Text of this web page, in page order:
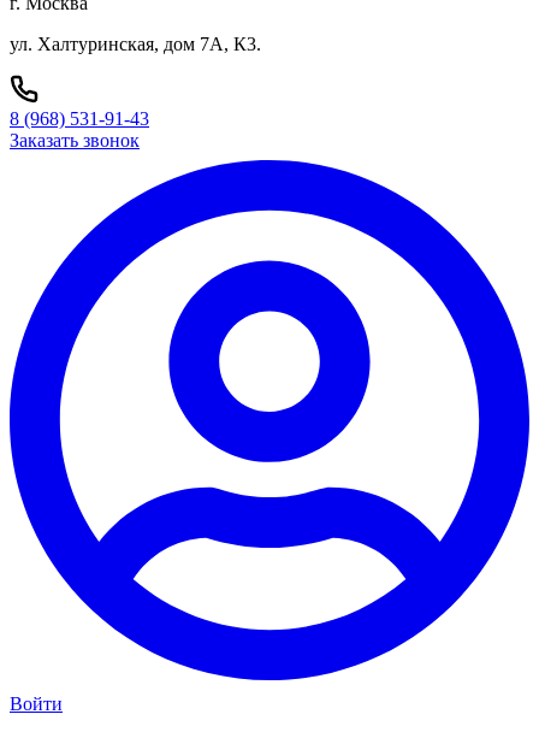
ул. Халтуринская, дом 7А, К3.
8 (968) 531-91-43
Заказать звонок
Войти